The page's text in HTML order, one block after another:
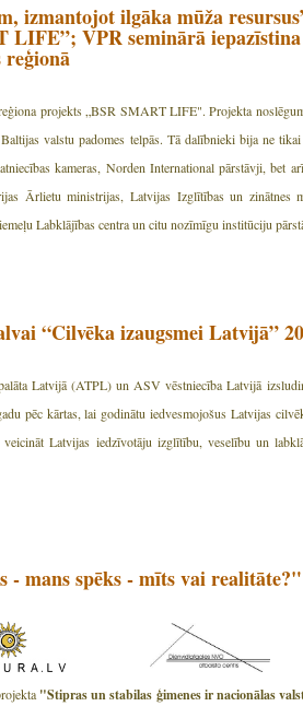
izmantojot ilgāka mūža
LIFE”; VPR seminārā
projekts „BSR SMART LIFE". Projekta
valstu padomes telpās. Tā dalībnieki bija ne
kameras, Norden International pārstāvji, bet
Ārlietu ministrijas, Latvijas Izglītības un zinātnes
Labklājības centra un citu nozīmīgu institūciju
“Cilvēka izaugsmei Latvijā”
Latvijā (ATPL) un ASV vēstniecība Latvijā
pēc kārtas, lai godinātu iedvesmojošus Latvijas
Latvijas iedzīvotāju izglītību, veselību un
- mans spēks - mīts vai realitāte?"
"Stipras un stabilas ģimenes ir nacionālas